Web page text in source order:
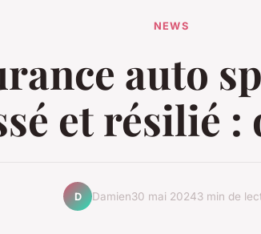
NEWS
auto
et résilié :
D Damien30 mai 20243 min de